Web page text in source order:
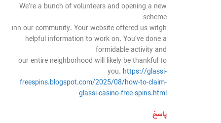
We’re a bunch of volunteers and opening a new
scheme
inn our community. Your website offered us witgh
helpful information to work on. You’ve done a
formidable activity and
our entire neighborhood will likely be thankful to
you. https://glassi-
freespins.blogspot.com/2025/08/how-to-claim-
glassi-casino-free-spins.html
پاسخ